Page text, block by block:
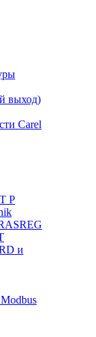
выход)
Carel
P
и